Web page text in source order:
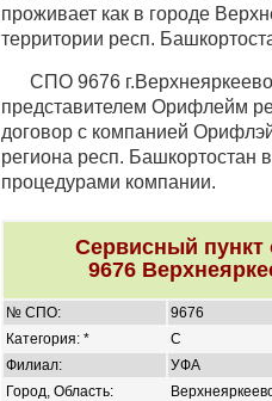
проживает как в городе
территории респ.
СПО 9676
представителем Орифлейм
договор с компанией
региона респ. Башкортостан
процедурами компании.
Сервисный
9676
№ СПО:
9676
Категория: *
C
Филиал:
УФА
Город, Область: